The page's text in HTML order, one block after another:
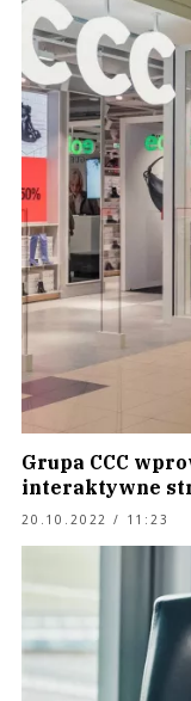
Grupa CCC
interaktywne
20.10.2022 / 11:23